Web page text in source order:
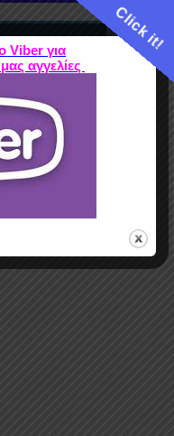
Click it!
Viber για
αγγελίες